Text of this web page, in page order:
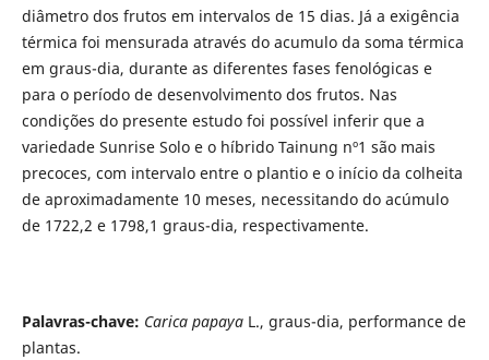
diâmetro dos frutos em intervalos de 15 dias. Já a exigência
térmica foi mensurada através do acumulo da soma térmica
em graus-dia, durante as diferentes fases fenológicas e
para o período de desenvolvimento dos frutos. Nas
condições do presente estudo foi possível inferir que a
variedade Sunrise Solo e o híbrido Tainung nº1 são mais
precoces, com intervalo entre o plantio e o início da colheita
de aproximadamente 10 meses, necessitando do acúmulo
de 1722,2 e 1798,1 graus-dia, respectivamente.
Palavras-chave: Carica papayaL., graus-dia, performance de
plantas.